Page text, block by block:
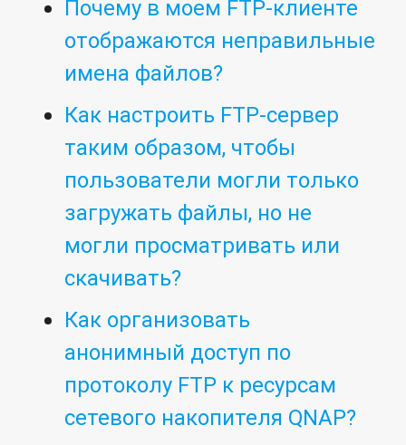
Почему в моем FTP-клиенте
отображаются неправильные
имена файлов?
Как настроить FTP-сервер
таким образом, чтобы
пользователи могли только
загружать файлы, но не
могли просматривать или
скачивать?
Как организовать
анонимный доступ по
протоколу FTP к ресурсам
сетевого накопителя QNAP?